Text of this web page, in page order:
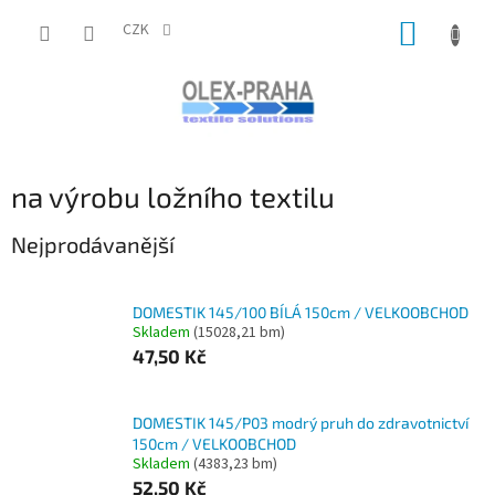
CZK
na výrobu ložního textilu
Nejprodávanější
DOMESTIK 145/100 BÍLÁ 150cm / VELKOOBCHOD
Skladem (15028,21 bm)
47,50 Kč
DOMESTIK 145/P03 modrý pruh do zdravotnictví
150cm / VELKOOBCHOD
Skladem (4383,23 bm)
52,50 Kč